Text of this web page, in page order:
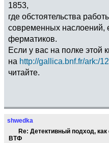
1853,
где обстоятельства
современных наслоений,
ферматиков.
Если у вас на полке этой
на http://gallica.bnf.fr/ark:/
читайте.
shwedka
Re: Детективный подход,
ВТФ